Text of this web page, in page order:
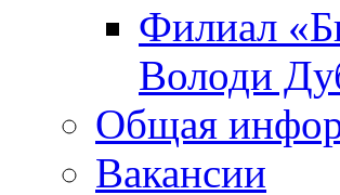
Филиал
Володи
Общая
Вакансии